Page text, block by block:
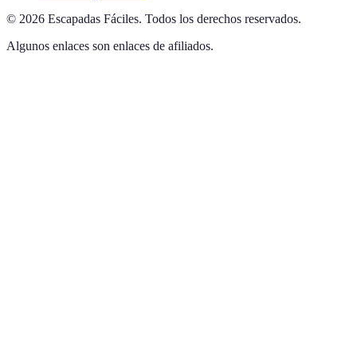
© 2026 Escapadas Fáciles. Todos los derechos reservados.
Algunos enlaces son enlaces de afiliados.